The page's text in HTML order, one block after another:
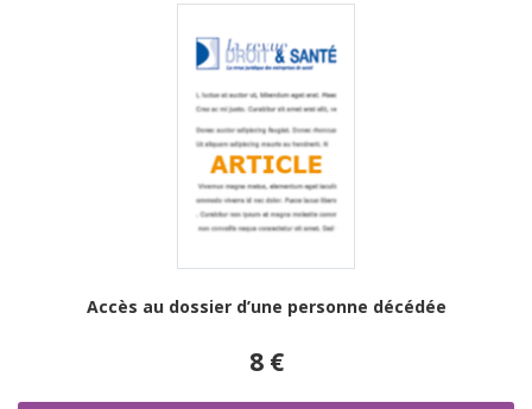
Accès au dossier d’une personne décédée
8 €